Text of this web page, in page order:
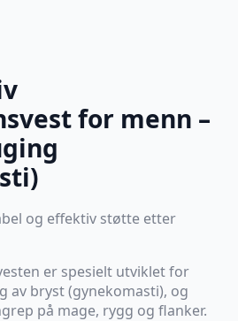
for menn –
og effektiv støtte etter
er spesielt utviklet for
av bryst (gynekomasti), og
på mage, rygg og flanker.